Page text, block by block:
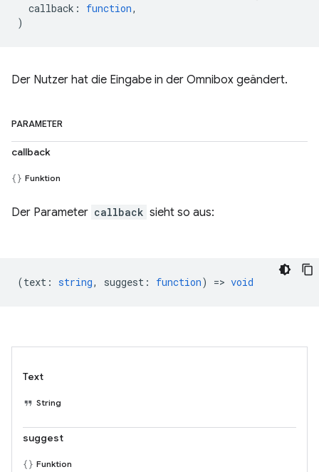
callback : function,
)
Der Nutzer hat die Eingabe in der Omnibox geändert.
PARAMETER
callback
Funktion
Der Parameter callback sieht so aus:
(text : string, suggest : function) => void
Text
String
suggest
Funktion